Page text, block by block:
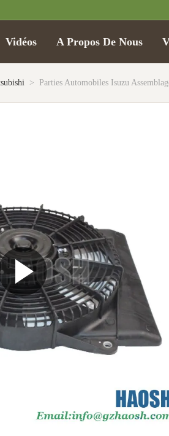
Vidéos A Propos De Nous
> Parties Automobiles Isuzu